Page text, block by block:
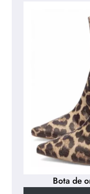
Bota de